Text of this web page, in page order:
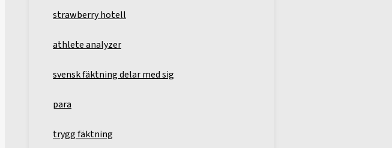
strawberry hotell
athlete analyzer
svensk fäktning delar med sig
para
trygg fäktning